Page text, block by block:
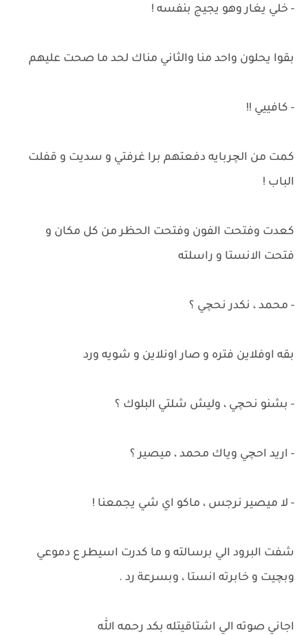
- خلي يغار وهو يجيج بنفسه !
بقوا يحلون واحد منا والثاني مناك لحد ما صحت عليهم
- كافييي !!
كمت من الچربايه دفعتهم برا غرفتي و سديت و قفلت
الباب !
كعدت وفتحت الفون وفتحت الحظر من كل مكان و
فتحت الانستا و راسلته
- محمد ، نكدر نحچي ؟
بقه اوفلاين فتره و صار اونلاين و شويه ورد
- بشنو نحچي ، وليش شلتي البلوك ؟
- اريد احچي وياك محمد ، ميصير ؟
- لا ميصير نرجس ، ماكو اي شي يجمعنا !
شفت البرود الي برسالته و ما كدرت اسيطر ع دموعي
وبچيت و خابرته انستا ، وبسرعة رد .
اجاني صوته الي اشتاقيتله بكد رحمه الله